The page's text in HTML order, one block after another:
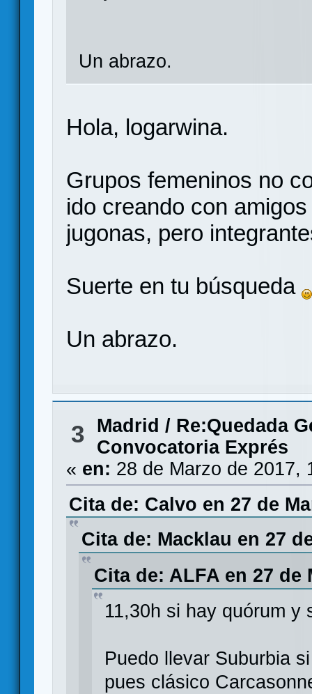
Un abrazo.
Hola, logarwina.
Grupos femeninos no
ido creando con
jugonas, pero
Suerte en tu búsqueda
Un abrazo.
3 Madrid / Re:Quedada
Convocatoria Exprés
« en: 28 de Marzo de 2017,
Cita de: Calvo en 27 de
Cita de: Macklau en 27
Cita de: ALFA en 27 de
11,30h si hay quórum
Puedo llevar Suburbia
pues clásico